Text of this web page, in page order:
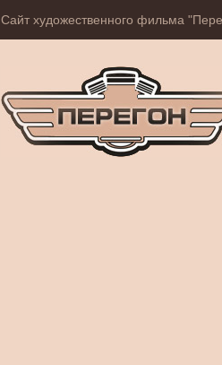
Сайт художественного фильма